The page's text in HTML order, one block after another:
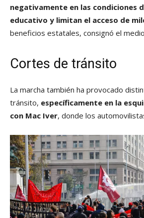
negativamente en las condiciones
educativo y limitan el acceso de
beneficios estatales, consignó el
Cortes de tránsito
La marcha también ha provocado
tránsito, específicamente en la
con Mac Iver, donde los